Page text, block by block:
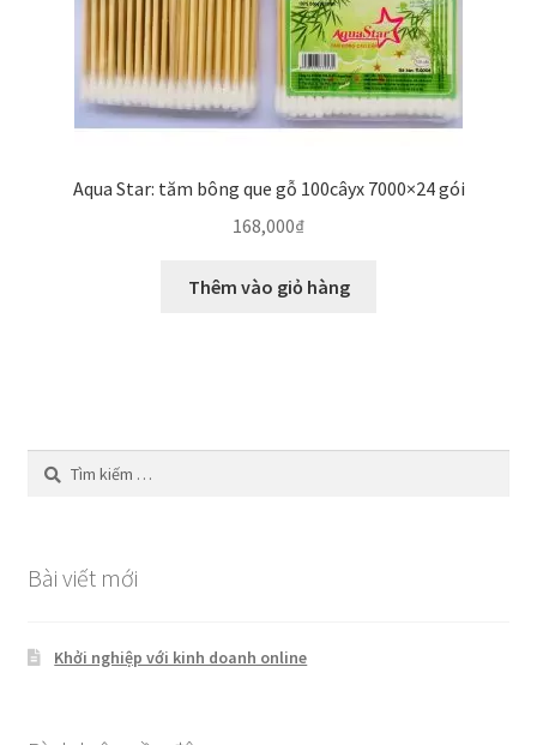
Aqua Star: tăm bông que gỗ 100câyx 7000×24 gói
168,000₫
Thêm vào giỏ hàng
Tìm
kiếm
Bài viết mới
Khởi nghiệp với kinh doanh online